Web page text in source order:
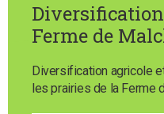
Ferme de
Diversification agricole
les prairies de la Ferme